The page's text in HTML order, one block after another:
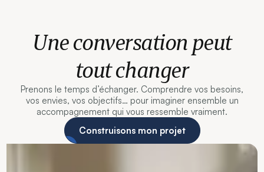
Une conversation peut
tout changer
Prenons le temps d’échanger. Comprendre vos besoins,
vos envies, vos objectifs… pour imaginer ensemble un
accompagnement qui vous ressemble vraiment.
Construisons mon projet